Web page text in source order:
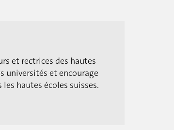
et rectrices des hautes
universités et encourage
hautes écoles suisses.